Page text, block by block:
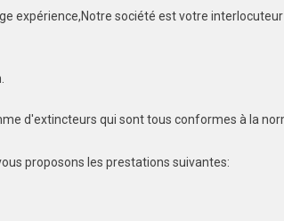
expérience,Notre société est votre
d'extincteurs qui sont tous conformes à la
proposons les prestations suivantes: